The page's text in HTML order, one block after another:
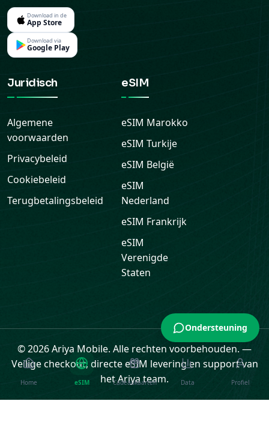
Download in de
App Store
Download via
Google Play
Juridisch
Algemene
voorwaarden
Privacybeleid
Cookiebeleid
Terugbetalingsbeleid
eSIM
eSIM Marokko
eSIM Turkije
eSIM België
eSIM
Nederland
eSIM Frankrijk
eSIM
Verenigde
Staten
© 2026 Ariya Mobile. Alle rechten voorbehouden. —
Veilige checkout, directe eSIM levering en support van
het Ariya team.
Home eSIM Cadeaukaarten Data Profiel
Ondersteuning